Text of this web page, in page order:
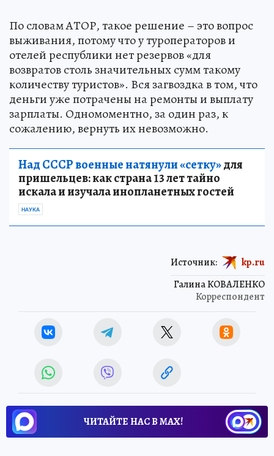
По словам АТОР, такое решение – это вопрос
выживания, потому что у туроператоров и
отелей республики нет резервов «для
возвратов столь значительных сумм такому
количеству туристов». Вся загвоздка в том, что
деньги уже потрачены на ремонты и выплату
зарплаты. Одномоментно, за один раз, к
сожалению, вернуть их невозможно.
Над СССР военные натянули «сетку»для
пришельцев: как страна 13 лет тайно
искала и изучала инопланетных гостей
НАУКА
Галина КОВАЛЕНКО
Корреспондент
Источник: kp.ru
ЧИТАЙТЕ НАС В МАХ!